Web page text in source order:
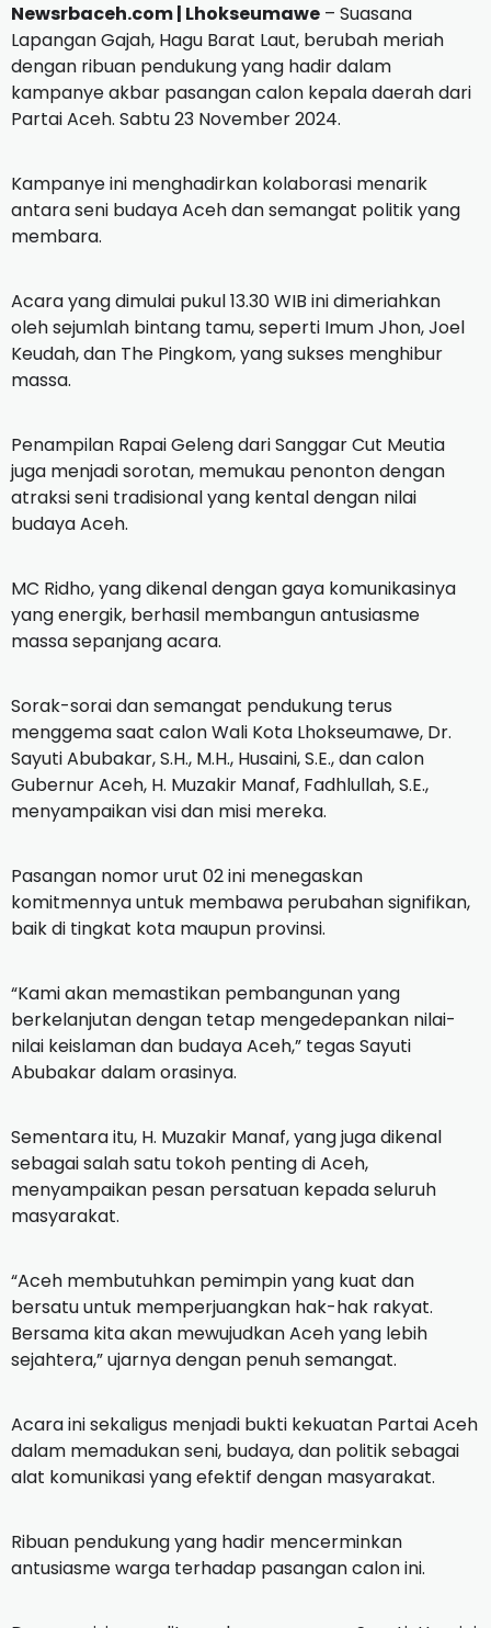
Newsrbaceh.com | Lhokseumawe – Suasana
Lapangan Gajah, Hagu Barat Laut, berubah meriah
dengan ribuan pendukung yang hadir dalam
kampanye akbar pasangan calon kepala daerah dari
Partai Aceh. Sabtu 23 November 2024.
Kampanye ini menghadirkan kolaborasi menarik
antara seni budaya Aceh dan semangat politik yang
membara.
Acara yang dimulai pukul 13.30 WIB ini dimeriahkan
oleh sejumlah bintang tamu, seperti Imum Jhon, Joel
Keudah, dan The Pingkom, yang sukses menghibur
massa.
Penampilan Rapai Geleng dari Sanggar Cut Meutia
juga menjadi sorotan, memukau penonton dengan
atraksi seni tradisional yang kental dengan nilai
budaya Aceh.
MC Ridho, yang dikenal dengan gaya komunikasinya
yang energik, berhasil membangun antusiasme
massa sepanjang acara.
Sorak-sorai dan semangat pendukung terus
menggema saat calon Wali Kota Lhokseumawe, Dr.
Sayuti Abubakar, S.H., M.H., Husaini, S.E., dan calon
Gubernur Aceh, H. Muzakir Manaf, Fadhlullah, S.E.,
menyampaikan visi dan misi mereka.
Pasangan nomor urut 02 ini menegaskan
komitmennya untuk membawa perubahan signifikan,
baik di tingkat kota maupun provinsi.
“Kami akan memastikan pembangunan yang
berkelanjutan dengan tetap mengedepankan nilai-
nilai keislaman dan budaya Aceh,” tegas Sayuti
Abubakar dalam orasinya.
Sementara itu, H. Muzakir Manaf, yang juga dikenal
sebagai salah satu tokoh penting di Aceh,
menyampaikan pesan persatuan kepada seluruh
masyarakat.
“Aceh membutuhkan pemimpin yang kuat dan
bersatu untuk memperjuangkan hak-hak rakyat.
Bersama kita akan mewujudkan Aceh yang lebih
sejahtera,” ujarnya dengan penuh semangat.
Acara ini sekaligus menjadi bukti kekuatan Partai Aceh
dalam memadukan seni, budaya, dan politik sebagai
alat komunikasi yang efektif dengan masyarakat.
Ribuan pendukung yang hadir mencerminkan
antusiasme warga terhadap pasangan calon ini.